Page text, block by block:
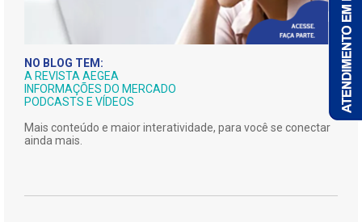
NO BLOG TEM:
A REVISTA AEGEA
INFORMAÇÕES DO MERCADO
PODCASTS E VÍDEOS
Mais conteúdo e maior interatividade, para você se conectar
ainda mais.